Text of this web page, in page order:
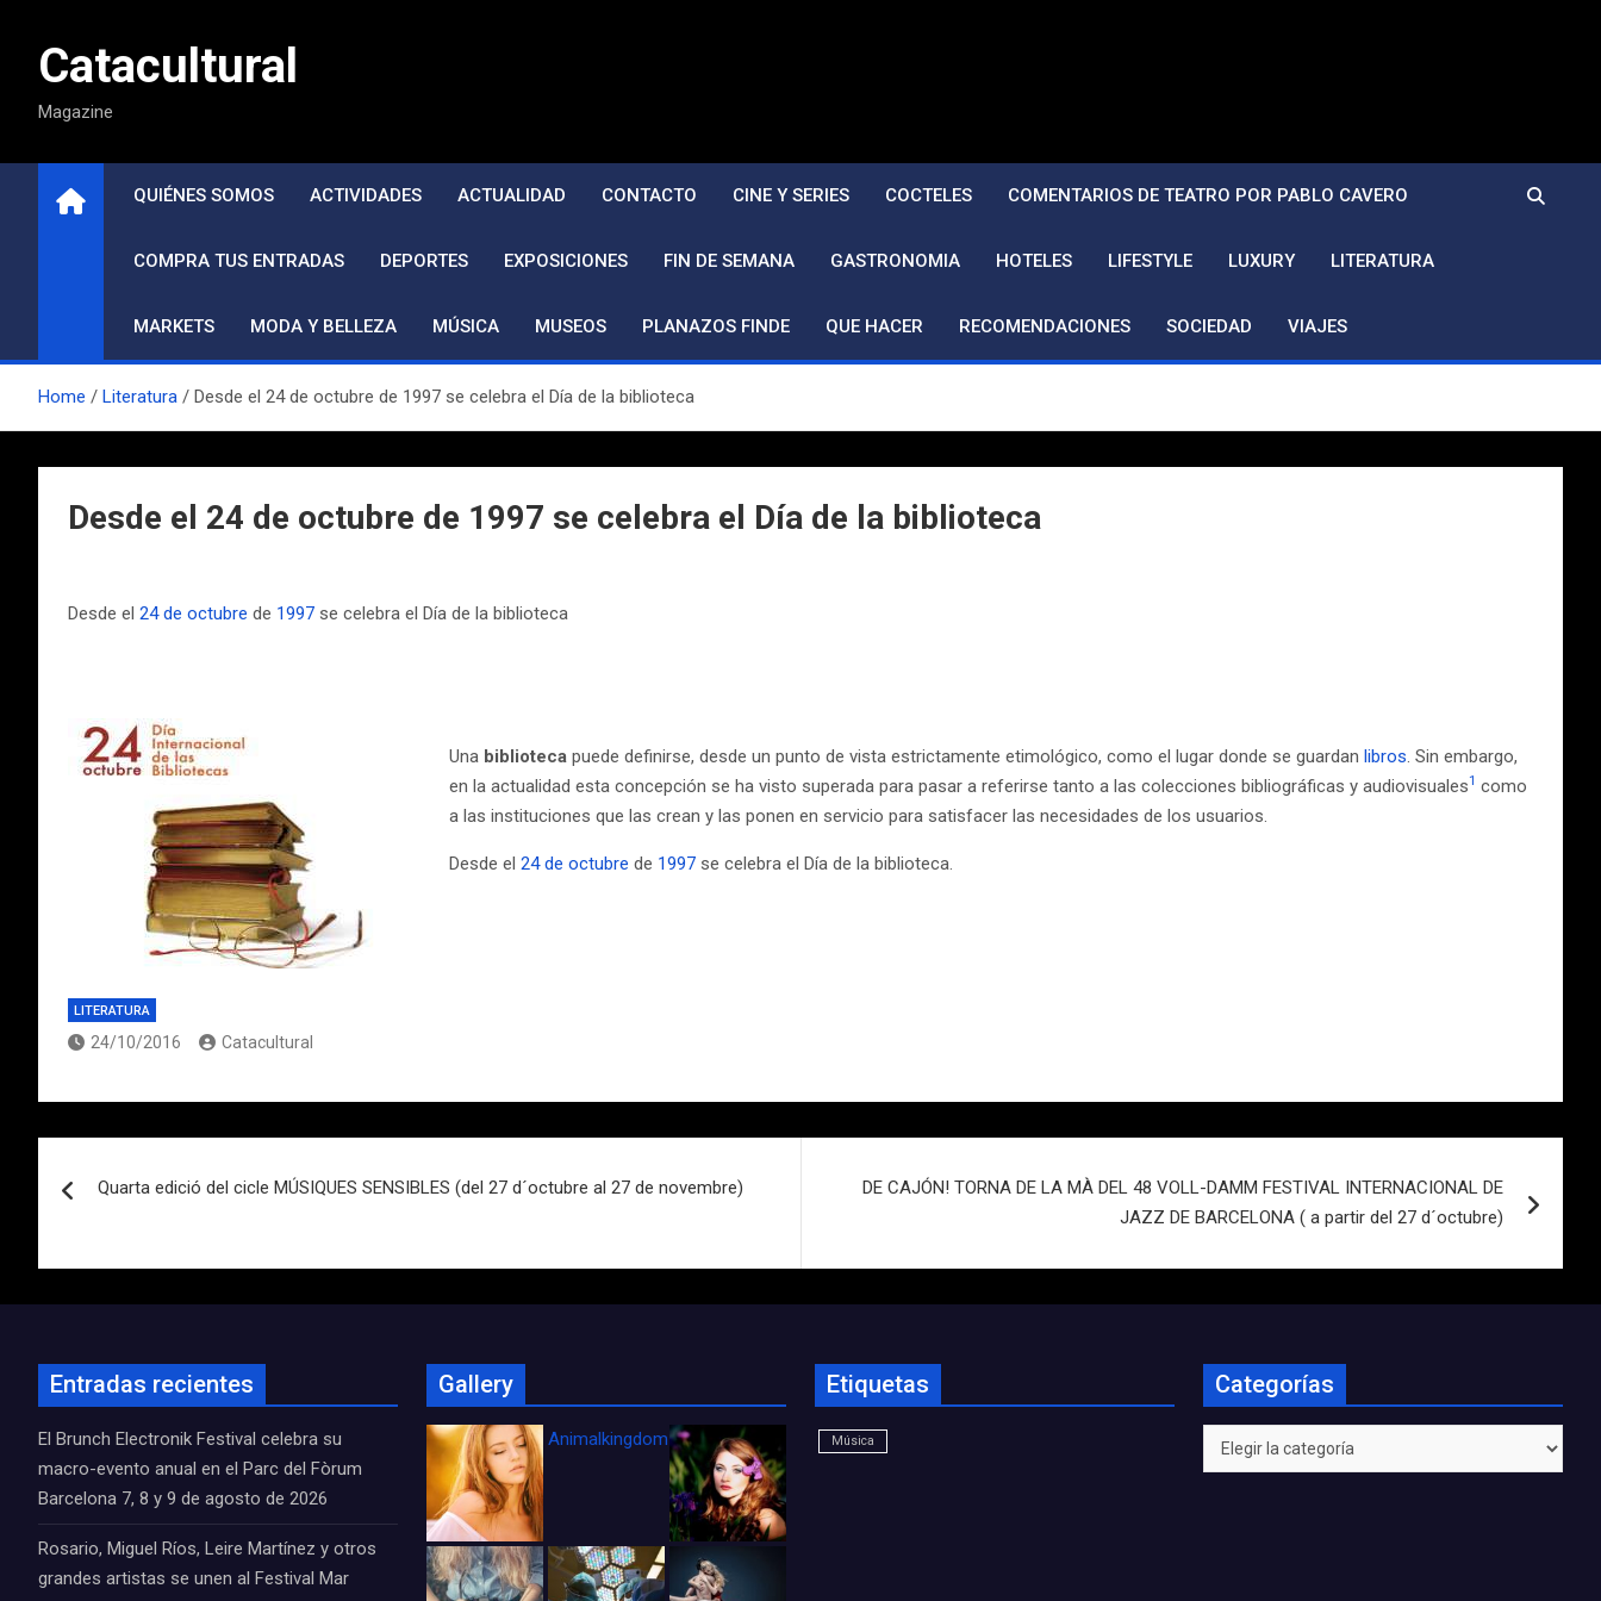
contenidoCatacultural
Magazine
QUIÉNES SOMOS ACTIVIDADES ACTUALIDAD CONTACTO CINE Y SERIES COCTELES COMENTARIOS DE TEATRO POR PABLO CAVERO
COMPRA TUS ENTRADAS DEPORTES EXPOSICIONES FIN DE SEMANA GASTRONOMIA HOTELES LIFESTYLE LUXURY LITERATURA
MARKETS MODA Y BELLEZA MÚSICA MUSEOS PLANAZOS FINDE QUE HACER RECOMENDACIONES SOCIEDAD VIAJES
Home Literatura Desde el 24 de octubre de 1997 se celebra el Día de la biblioteca
Desde el 24 de octubre de 1997 se celebra el Día de la biblioteca
Desde el 24 de octubre de 1997 se celebra el Día de la biblioteca
Una biblioteca puede definirse, desde un punto de vista estrictamente etimológico, como el lugar donde se guardan libros. Sin embargo,
en la actualidad esta concepción se ha visto superada para pasar a referirse tanto a las colecciones bibliográficas y audiovisuales1 como
a las instituciones que las crean y las ponen en servicio para satisfacer las necesidades de los usuarios.
Desde el 24 de octubre de 1997 se celebra el Día de la biblioteca.
LITERATURA
24/10/2016 Catacultural
de
entradas
Quarta edició del cicle MÚSIQUES SENSIBLES (del 27 d´octubre al 27 de novembre)
DE CAJÓN! TORNA DE LA MÀ DEL 48 VOLL-DAMM FESTIVAL INTERNACIONAL DE
JAZZ DE BARCELONA ( a partir del 27 d´octubre)
Entradas recientes
El Brunch Electronik Festival celebra su
macro-evento anual en el Parc del Fòrum
Barcelona 7, 8 y 9 de agosto de 2026
Rosario, Miguel Ríos, Leire Martínez y otros
grandes artistas se unen al Festival Mar
Gallery
Animalkingdom_FichaCine
Etiquetas
Música
Categorías
Categorías